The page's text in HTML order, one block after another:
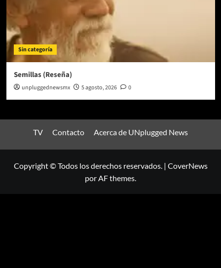
Sin categoría
Semillas (Reseña)
unpluggednewsmx 5 agosto, 2026 0
TV Contacto Acerca de UNplugged News
Copyright © Todos los derechos reservados. | CoverNews
por AF themes.